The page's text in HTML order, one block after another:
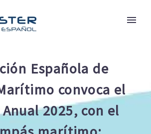
Española de
convoca el
2025, con el